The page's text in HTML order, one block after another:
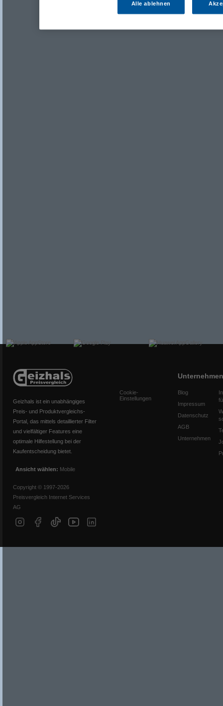
Geizhals ist ein unabhängiges
Preis- und Produktvergleichs-
Portal, das mittels detaillierter Filter
und vielfältiger Features eine
optimale Hilfestellung bei der
Kaufentscheidung bietet.
Ansicht wählen: Mobile
Copyright © 1997-2026
Preisvergleich Internet Services
AG
Cookie-
Einstellungen
Unternehmen
Blog
Impressum
Datenschutz
AGB
Unternehmen
Alle ablehnen